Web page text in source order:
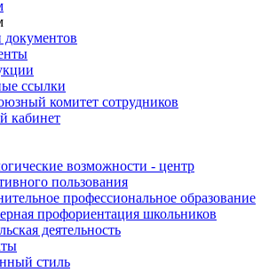
документов
ссылки
комитет сотрудников
кабинет
возможности - центр
пользования
профессиональное образование
профориентация школьников
деятельность
стиль